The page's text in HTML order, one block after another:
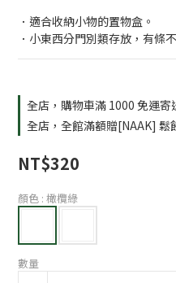
．適合收納小物的置物盒。
．小東西分門別類存放，有條
全店，購物車滿 1000 免運寄
全店，全館滿額贈[NAAK] 鬆
NT$320
顏色 : 橄欖綠
數量